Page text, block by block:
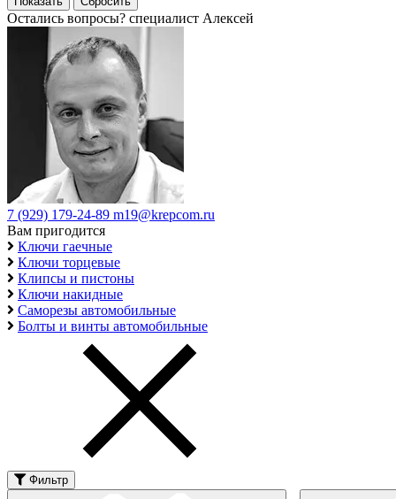
Остались вопросы? специалист Алексей
7 (929) 179-24-89 m19@krepcom.ru
Вам пригодится
Ключи гаечные
Ключи торцевые
Клипсы и пистоны
Ключи накидные
Саморезы автомобильные
Болты и винты автомобильные
Фильтр